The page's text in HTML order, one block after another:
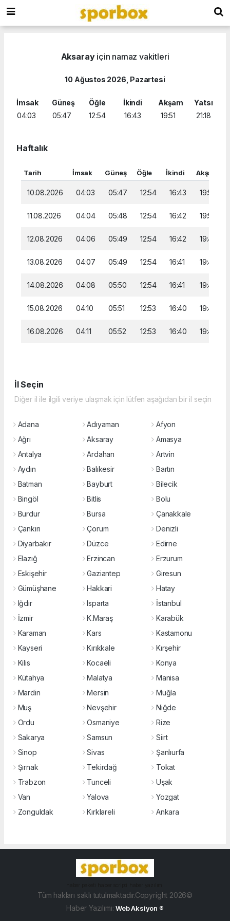
Aksarayiçin namaz vakitleri
10 Ağustos 2026, Pazartesi
İmsak
04:03
Güneş
05:47
Öğle
12:54
İkindi
16:43
Akşam
19:51
Yatsı
21:18
Haftalık
Tarih İmsak Güneş Öğle İkindi Akşam
10.08.2026 04:03 05:47 12:54 16:43 19:51
11.08.2026 04:04 05:48 12:54 16:42 19:50
12.08.2026 04:06 05:49 12:54 16:42 19:49
13.08.2026 04:07 05:49 12:54 16:41 19:48
14.08.2026 04:08 05:50 12:54 16:41 19:46
15.08.2026 04:10 05:51 12:53 16:40 19:45
16.08.2026 04:11 05:52 12:53 16:40 19:44
İl Seçin
Diğer il ile ilgili veriye ulaşmak için lütfen aşağıdan bir il seçin
Adana Adıyaman
Afyon
Ağrı
Aksaray
Amasya
Antalya
Ardahan
Artvin
Aydın
Balıkesir
Bartın
Batman
Bayburt
Bilecik
Bingöl
Bitlis
Bolu
Burdur
Bursa
Çanakkale
Çankırı
Çorum
Denizli
Diyarbakır
Düzce
Edirne
Elazığ
Erzincan
Erzurum
Eskişehir
Gaziantep
Giresun
Gümüşhane
Hakkari
Hatay
Iğdır
Isparta
İstanbul
İzmir
K.Maraş
Karabük
Karaman
Kars
Kastamonu
Kayseri
Kırıkkale
Kırşehir
Kilis
Kocaeli
Konya
Kütahya
Malatya
Manisa
Mardin
Mersin
Muğla
Muş
Nevşehir
Niğde
Ordu
Osmaniye
Rize
Sakarya
Samsun
Siirt
Sinop
Sivas
Şanlıurfa
Şırnak
Tekirdağ
Tokat
Trabzon
Tunceli
Uşak
Van
Yalova
Yozgat
Zonguldak
Kırklareli Ankara
Tüm hakları saklı tutulmaktadır.Copyright 2026©
Haber Yazılımı:Web Aksiyon ®